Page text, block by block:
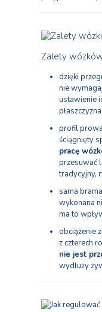
Zalety
dzięki
nie
ustawienie
profil
ściągnięty
pracę
przesuwać
tradycyjny,
sama
wykonana
ma to
obciążenie
z czterech
nie jest
wydłuży